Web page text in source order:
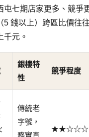
屯七期店家更多、競爭
5 錢以上）跨區比價往
千元。
銀樓特
性
競爭程度
傳統老
字號，
★★☆☆☆